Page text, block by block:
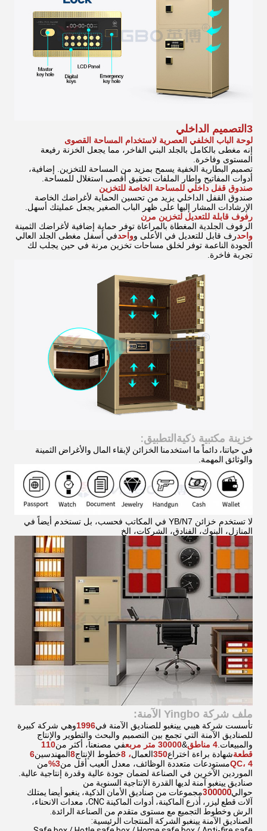
3التصميم الداخلي
لوحة الباب الخلفي العصرية لاستخدام المساحة القصوى
إنه مغطى بالكامل بالجلد البني الفاخر، مما يجعل الخزنة رفيعة
المستوى وفاخرة.
تصميم البطارية الخفية يسمح بمزيد من المساحة للتخزين. إضافية،
أدوات المفاتيح وإطار الملفات تحقيق أقصى استغلال للمساحة.
صندوق قفل داخلي للمساحة الخاصة للتخزين
صندوق القفل الداخلي يزيد من تحسين الحماية لأغراضك الخاصة
الإرشادات المشار إليها على ظهر الباب الصغير يجعل عمليتك أسهل.
رفوف قابلة للتعديل لتخزين مرن
الرفوف الجلدية المغطاة بالمراعاة توفر حماية إضافية لأغراضك الثمينة
واحدرف قابل للتعديل في الأعلى وواحدفي أسفل مغطى الجلد العالي
الجودة الناعمة توفر لخلق مساحات تخزين مرنة في حين يجلب لك
تجربة فاخرة.
خزينة مكتبية ذكيةالتطبيق:
في حياتنا، دائماً ما استخدمنا الخزائن لإبقاء المال والأغراض الثمينة
والوثائق المهمة
لا تستخدم خزائن YB/N7 في المكاتب فحسب، بل تستخدم أيضاً في
المنازل، البنوك، الفنادق، الشركات، الخ
ملف شركة Yingbo الآمنة:
تأسست شركة هيبي يينغبو للصناديق الآمنة في1996وهي شركة كبيرة
للصناديق الآمنة التي تجمع بين التصميم والبحث والتطوير والإنتاج
والمبيعات.4 مناطق &30000 متر مربع في مصنعنا، أكثر من110
قطعةشهادة براءة اختراع350العمال، 8 خطوط الإنتاج8المهندسين6
QC، 4مستودعات متعددة الوظائف، معدل العيب أقل من3%
من
الموردين الآخرين في الصناعة لضمان جودة عالية وقدرة إنتاجية عالية.
صناديق يينغبو آمنة لديها القدرة الإنتاجية السنوية من
حوالي300000مجموعات من صناديق الأمان الذكية، ينغبو أيضا يمتلك
آلات قطع ليزر، أذرع الماكينة، أدوات الماكينة CNC، معدات الانحناء،
الرش وخطوط التجميع مع مستوى متقدم من الصناعة الرائدة.
الصناديق الآمنة يينغبو الشركة المنتجات الرئيسية: